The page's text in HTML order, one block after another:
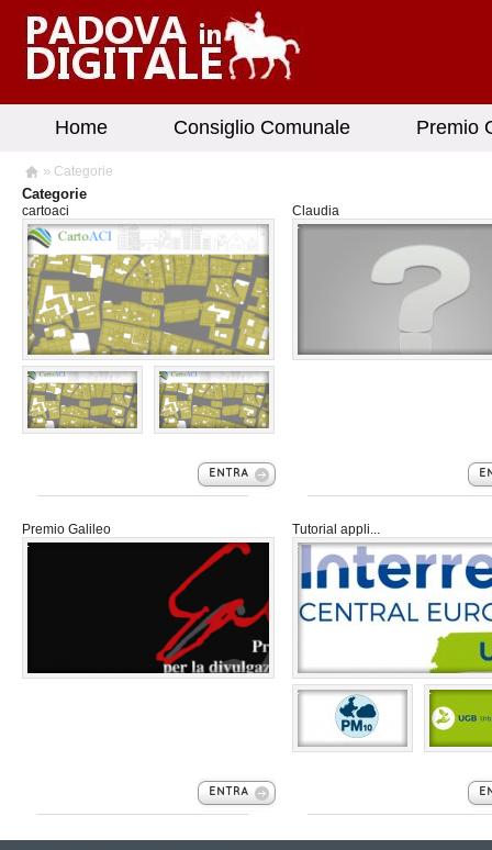
Home Consiglio Comunale Premio
» Categorie
Categorie
cartoaci
#
# #
ENTRA
Claudia
#
Premio Galileo
#
ENTRA
Tutorial appli...
#
# #